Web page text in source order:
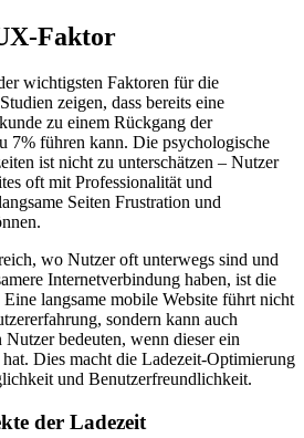
Faktor
wichtigsten Faktoren für die
zeigen, dass bereits eine
zu einem Rückgang der
7% führen kann. Die psychologische
ist nicht zu unterschätzen – Nutzer
oft mit Professionalität und
Seiten Frustration und
wo Nutzer oft unterwegs sind und
Internetverbindung haben, ist die
Eine langsame mobile Website führt nicht
sondern kann auch
bedeuten, wenn dieser ein
Dies macht die Ladezeit-Optimierung
und Benutzerfreundlichkeit.
der Ladezeit